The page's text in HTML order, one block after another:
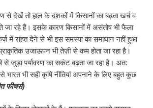
से देखें तो हाल के दशकों में किसानों का बढ़ता खर्च व
जा रहे हैं। इसके कारण किसानों में असंतोष भी फैला
में राहत देने से भी इस समस्या का समाधान नहीं हुआ
उजाऊपन भी तेज़ी से कम होता जा रहा है।
से जुड़ा पर्यावरण का सकंट बढ़ता जा रहा है। अत:
भारत भी सही कृषि नीतियां अपनाने के लिए बहुत कुछ
फीचर्स)